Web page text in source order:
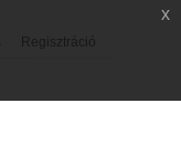
Regisztráció
x